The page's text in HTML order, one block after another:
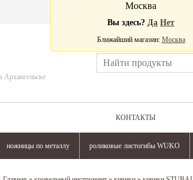
Архангельске
КОНТАКТЫ
ножницы по металлу роликовые листогибы WUKO
Москва
Вы здесь? Да Нет
Ближайший магазин: Москва